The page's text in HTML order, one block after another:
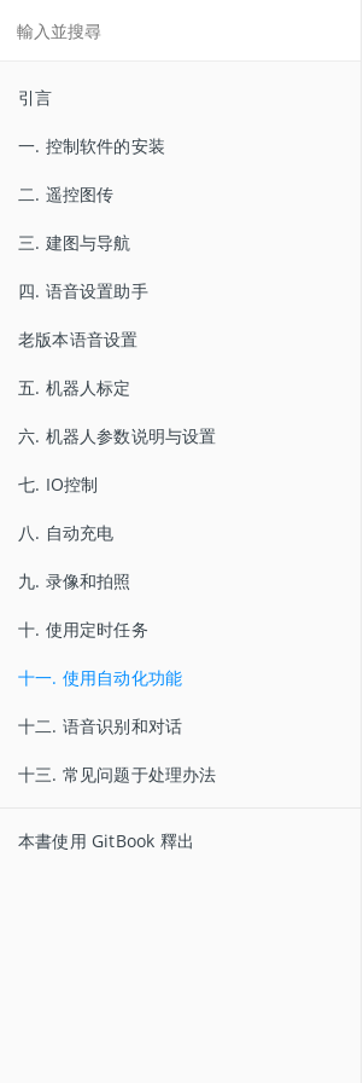
引言
一. 控制软件的安装
二. 遥控图传
三. 建图与导航
四. 语音设置助手
老版本语音设置
五. 机器人标定
六. 机器人参数说明与设置
七. IO控制
八. 自动充电
九. 录像和拍照
十. 使用定时任务
十一. 使用自动化功能
十二. 语音识别和对话
十三. 常见问题于处理办法
本書使用 GitBook 釋出